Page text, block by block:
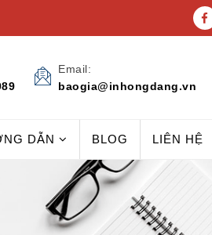
Email:
baogia@inhongdang.vn
DẪN BLOG LIÊN HỆ